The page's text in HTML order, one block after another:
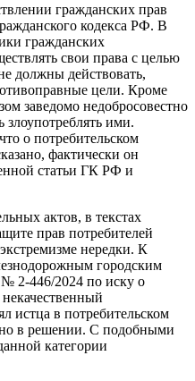
гражданских прав
кодекса РФ. В
гражданских
свои права с целью
должны действовать,
цели. Кроме
заведомо недобросовестно
злоупотреблять ими.
о потребительском
фактически он
статьи ГК РФ и
актов, в текстах
прав потребителей
нередки. К
городским
2-446/2024 по иску о
истца в потребительском
в решении. С подобными
категории